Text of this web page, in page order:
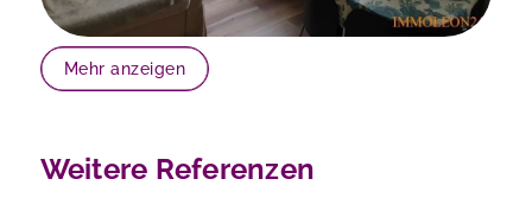
Mehr anzeigen
Weitere Referenzen